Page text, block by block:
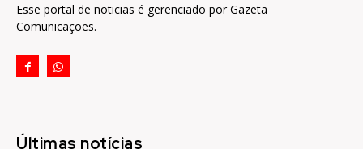
Esse portal de noticias é gerenciado por Gazeta
Comunicações.
Últimas notícias